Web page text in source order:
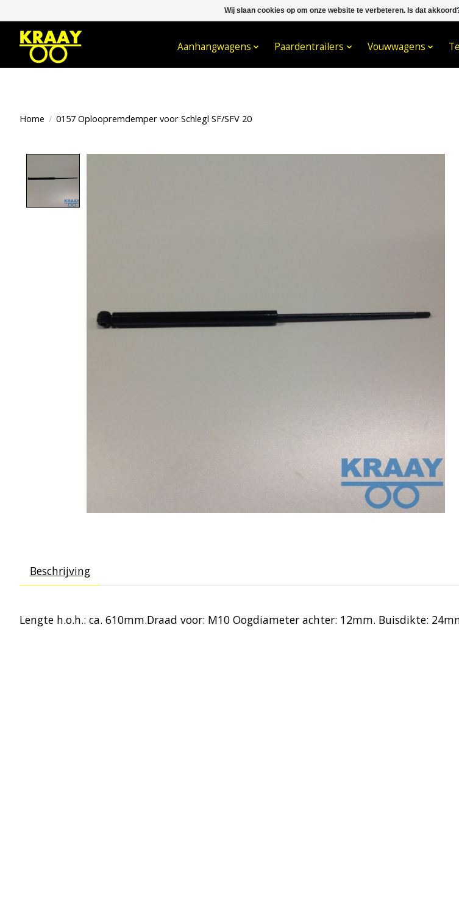
033- 2470
Aanhangwagens Paardentrailers Vouwwagens
Home / 0157 Oploopremdemper voor Schlegl SF/SFV 20
Beschrijving
Lengte h.o.h.: ca. 610mm.Draad voor: M10 Oogdiameter achter: 12mm. Buisdikte:
Wij slaan cookies op om onze website te verbeteren. Is dat